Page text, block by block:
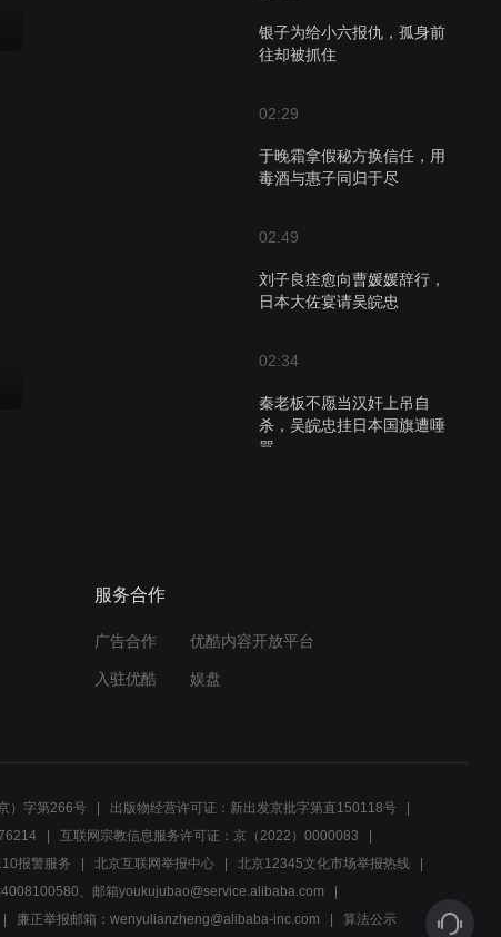
银子为给小六报仇，孤身前
往却被抓住
02:29
于晚霜拿假秘方换信任，用
毒酒与惠子同归于尽
02:49
刘子良痊愈向曹媛媛辞行，
日本大佐宴请吴皖忠
02:34
秦老板不愿当汉奸上吊自
杀，吴皖忠挂日本国旗遭唾
骂
吴皖忠知道于晚霜不是爆炸
02:22
各商户不愿部队进城惹怒曹
媛媛，曹天骄欲带军撤回省
服务合作
广告合作 优酷内容开放平台
入驻优酷 娱盘
）字第266号
出版物经营许可证：新出发京批字第直150118号
互联网宗教信息服务许可证：京（2022）0000083
报警服务 北京互联网举报中心
北京12345文化市场举报热线
、邮箱youkujubao@service.alibaba.com
廉正举报邮箱：wenyulianzheng@alibaba-inc.com 算法公示